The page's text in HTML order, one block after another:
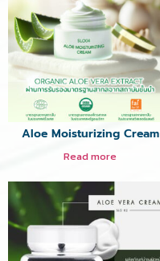
Aloe Moisturizing Cream
Read more